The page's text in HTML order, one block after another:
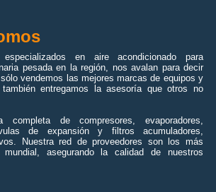
en aire acondicionado para
pesada en la región, nos avalan para decir
vendemos las mejores marcas de equipos y
entregamos la asesoría que otros no
completa de compresores, evaporadores,
de expansión y filtros acumuladores,
Nuestra red de proveedores son los más
asegurando la calidad de nuestros